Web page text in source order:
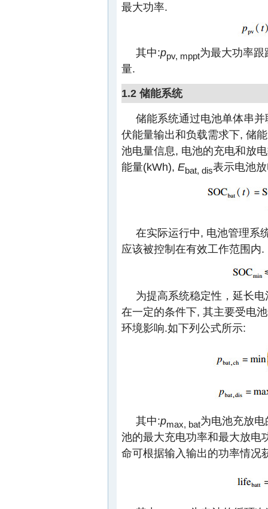
最大功率.
其中:ppv, mppt为最大功率
量.
1.2 储能系统
储能系统通过电池单体串
伏能量输出和负载需求下, 储
池电量信息, 电池的充电和放
能量(kWh), Ebat, dis表示电池
在实际运行中, 电池管理系
应该被控制在有效工作范围内.
为提高系统稳定性，延长
在一定的条件下, 其主要受电
环境影响.如下列公式所示:
其中:pmax, bat为电池充放
池的最大充电功率和最大放电
命可根据输入输出的功率情况